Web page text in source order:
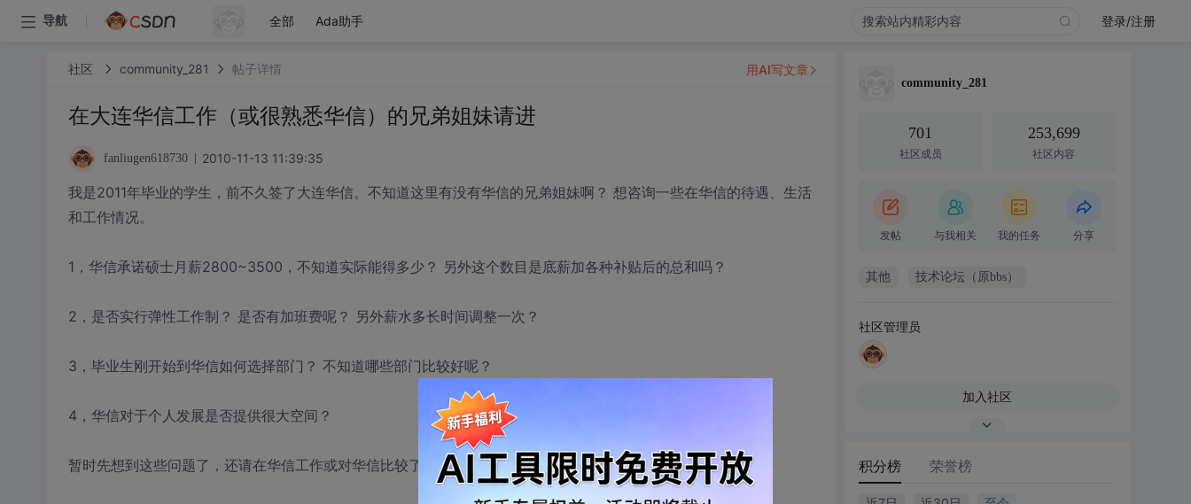
导航 全部 Ada助手 登录/注册
社区 community_281 帖子详情
在大连华信工作（或很熟悉华信）的兄弟姐妹请进
fanliugen618730 2010-11-13 11:39:35
我是2011年毕业的学生，前不久签了大连华信。不知道这里有没有华信的兄弟姐妹啊？ 想咨询一些在华信的待遇、生活
和工作情况。
1，华信承诺硕士月薪2800~3500，不知道实际能得多少？ 另外这个数目是底薪加各种补贴后的总和吗？
2，是否实行弹性工作制？ 是否有加班费呢？ 另外薪水多长时间调整一次？
3，毕业生刚开始到华信如何选择部门？ 不知道哪些部门比较好呢？
4，华信对于个人发展是否提供很大空间？
暂时先想到这些问题了，还请在华信工作或对华信比较了解的人解答。先谢谢了！
用AI写文章
community_281
701
社区成员
253,699
社区内容
发帖 与我相关 我的任务 分享
其他 技术论坛（原bbs）
社区管理员
加入社区
积分榜 荣誉榜